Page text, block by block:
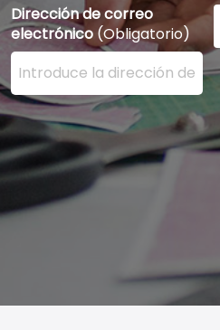
Dirección de correo
electrónico (Obligatorio)
Ingrese su dirección de